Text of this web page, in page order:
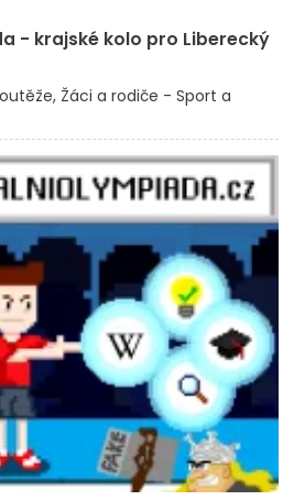
- krajské kolo pro Liberecký
Žáci a rodiče - Sport a